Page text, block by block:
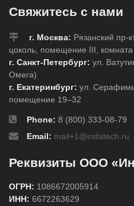
Свяжитесь с нами
г. Москва: Рязанский пр-
цоколь, помещение III, комната
г. Санкт-Петербург: ул.
Омега)
г. Екатеринбург: ул.
помещение 19–32
Phone: 8 (800) 333-08-79
Email: mail+1@indatech.ru
Реквизиты ООО
ОГРН: 1086672005914
ИНН: 6672263629